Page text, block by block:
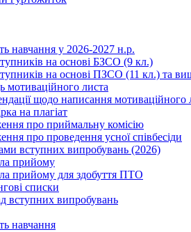
навчання у 2026-2027 н.р.
на основі БЗСО (9 кл.)
на основі ПЗСО (11 кл.) та
мотиваційного листа
щодо написання мотиваційного
на плагіат
про приймальну комісію
про проведення усної співбесіди
вступних випробувань (2026)
прийому
прийому для здобуття ПТО
списки
вступних випробувань
навчання